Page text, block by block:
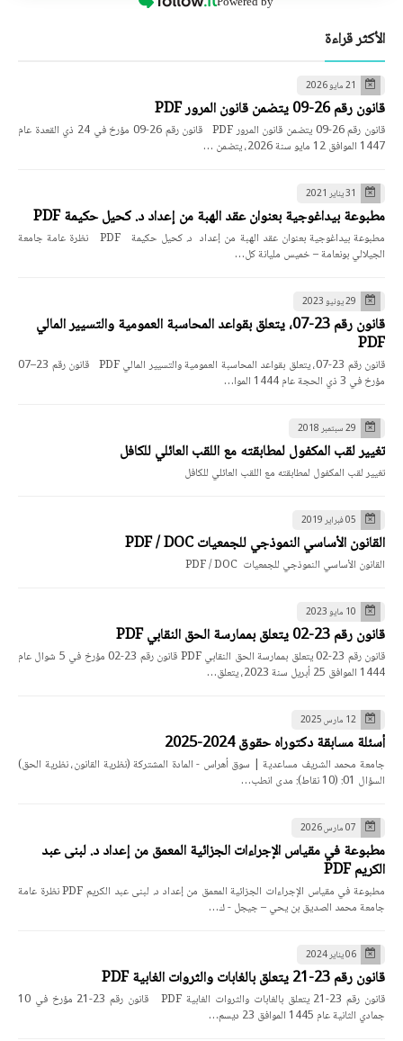
الأكثر قراءة
21 مايو 2026
قانون رقم 26-09 يتضمن قانون المرور PDF
قانون رقم 26-09 يتضمن قانون المرور PDF قانون رقم 26-09 مؤرخ في 24 ذي القعدة عام
1447 الموافق 12 مايو سنة 2026، يتضمن …
31 يناير 2021
مطبوعة بيداغوجية بعنوان عقد الهبة من إعداد د. كحيل حكيمة PDF
مطبوعة بيداغوجية بعنوان عقد الهبة من إعداد د. كحيل حكيمة PDF نظرة عامة جامعة
الجيلالي بونعامة – خميس مليانة كل…
29 يونيو 2023
قانون رقم 23-07، يتعلق بقواعد المحاسبة العمومية والتسيير المالي
PDF
قانون رقم 23-07، يتعلق بقواعد المحاسبة العمومية والتسيير المالي PDF قانون رقم 23–07
مؤرخ في 3 ذي الحجة عام 1444 الموا…
29 سبتمبر 2018
تغيير لقب المكفول لمطابقته مع اللقب العائلي للكافل
تغيير لقب المكفول لمطابقته مع اللقب العائلي للكافل
05 فبراير 2019
القانون الأساسي النموذجي للجمعيات PDF / DOC
القانون الأساسي النموذجي للجمعيات PDF / DOC
10 مايو 2023
قانون رقم 23-02 يتعلق بممارسة الحق النقابي PDF
قانون رقم 23-02 يتعلق بممارسة الحق النقابي PDF قانون رقم 23-02 مؤرخ في 5 شوال عام
1444 الموافق 25 أبريل سنة 2023، يتعلق…
12 مارس 2025
أسئلة مسابقة دكتوراه حقوق 2024-2025
جامعة محمد الشريف مساعدية | سوق أهراس - المادة المشتركة (نظرية القانون، نظرية الحق)
السؤال 01: (10 نقاط): مدى انطب…
07 مارس 2026
مطبوعة في مقياس الإجراءات الجزائية المعمق من إعداد د. لبنى عبد
الكريم PDF
مطبوعة في مقياس الإجراءات الجزائية المعمق من إعداد د. لبنى عبد الكريم PDF نظرة عامة
جامعة محمد الصديق بن يحي – جيجل - ك…
06 يناير 2024
قانون رقم 23-21 يتعلق بالغابات والثروات الغابية PDF
قانون رقم 23-21 يتعلق بالغابات والثروات الغابية PDF قانون رقم 23-21 مؤرخ في 10
جمادي الثانية عام 1445 الموافق 23 ديسم…